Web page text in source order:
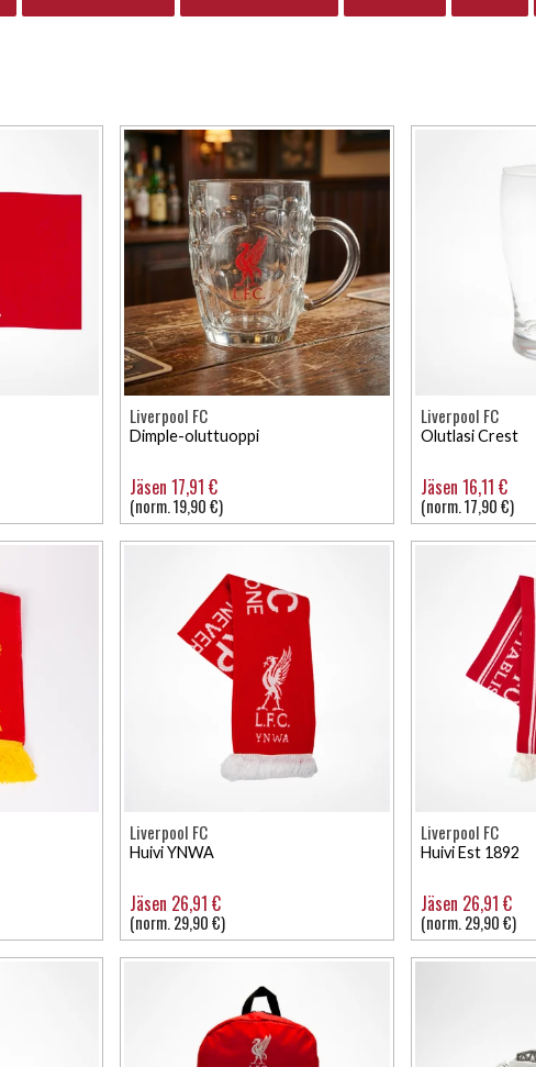
Liverpool FC
Dimple-oluttuoppi
Jäsen 17,91 €
(norm. 19,90 €)
Liverpool FC
Olutlasi Crest
Jäsen 16,11 €
(norm. 17,90 €)
Liverpool FC
Huivi YNWA
Jäsen 26,91 €
(norm. 29,90 €)
Liverpool FC
Huivi Est 1892
Jäsen 26,91 €
(norm. 29,90 €)